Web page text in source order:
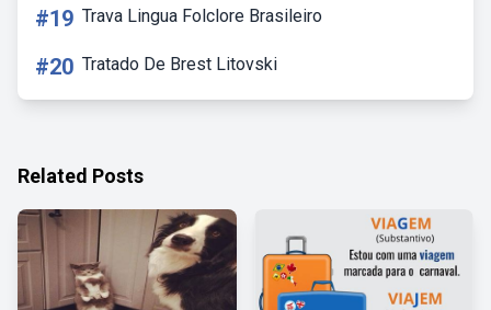
#19 Trava Lingua Folclore Brasileiro
#20 Tratado De Brest Litovski
Related Posts